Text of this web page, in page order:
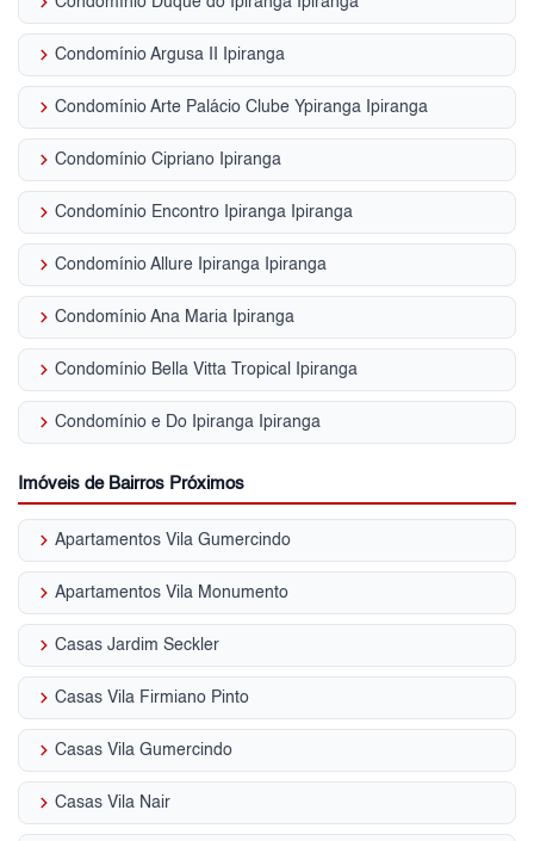
keyboard_arrow_right Condomínio Argusa II Ipiranga
keyboard_arrow_right Condomínio Arte Palácio Clube Ypiranga Ipiranga
keyboard_arrow_right Condomínio Cipriano Ipiranga
keyboard_arrow_right Condomínio Encontro Ipiranga Ipiranga
keyboard_arrow_right Condomínio Allure Ipiranga Ipiranga
keyboard_arrow_right Condomínio Ana Maria Ipiranga
keyboard_arrow_right Condomínio Bella Vitta Tropical Ipiranga
keyboard_arrow_right Condomínio e Do Ipiranga Ipiranga
Imóveis de Bairros Próximos
keyboard_arrow_right Apartamentos Vila Gumercindo
keyboard_arrow_right Apartamentos Vila Monumento
keyboard_arrow_right Casas Jardim Seckler
keyboard_arrow_right Casas Vila Firmiano Pinto
keyboard_arrow_right Casas Vila Gumercindo
keyboard_arrow_right Casas Vila Nair